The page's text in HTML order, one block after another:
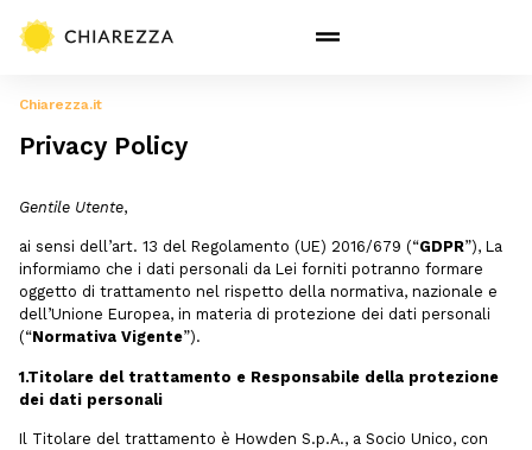
Chiarezza.it
Privacy Policy
Gentile Utente,
ai sensi dell’art. 13 del Regolamento (UE) 2016/679 (“GDPR”), La
informiamo che i dati personali da Lei forniti potranno formare
oggetto di trattamento nel rispetto della normativa, nazionale e
dell’Unione Europea, in materia di protezione dei dati personali
(“Normativa Vigente”).
1.Titolare del trattamento e Responsabile della protezione
dei dati personali
Il Titolare del trattamento è Howden S.p.A., a Socio Unico, con